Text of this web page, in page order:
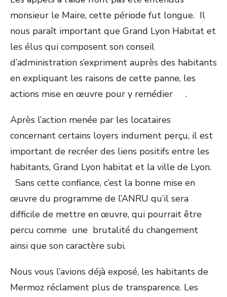
monsieur le Maire, cette période fut longue. Il
nous paraît important que Grand Lyon Habitat et
les élus qui composent son conseil
d’administration s’expriment auprès des habitants
en expliquant les raisons de cette panne, les
actions mise en œuvre pour y remédier .
Après l’action menée par les locataires
concernant certains loyers indument perçu, il est
important de recréer des liens positifs entre les
habitants, Grand Lyon habitat et la ville de Lyon.
Sans cette confiance, c’est la bonne mise en
œuvre du programme de l’ANRU qu’il sera
difficile de mettre en œuvre, qui pourrait être
percu comme une brutalité du changement
ainsi que son caractère subi.
Nous vous l’avions déjà exposé, les habitants de
Mermoz réclament plus de transparence. Les